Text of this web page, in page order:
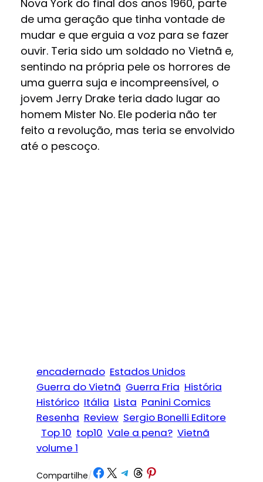
Nova York do final dos anos 1960, parte
de uma geração que tinha vontade de
mudar e que erguia a voz para se fazer
ouvir. Teria sido um soldado no Vietnã e,
sentindo na própria pele os horrores de
uma guerra suja e incompreensível, o
jovem Jerry Drake teria dado lugar ao
homem Mister No. Ele poderia não ter
feito a revolução, mas teria se envolvido
até o pescoço.
encadernado Estados Unidos
Guerra do Vietnã Guerra Fria História
Histórico Itália Lista Panini Comics
Resenha Review Sergio Bonelli Editore
Top 10 top10 Vale a pena? Vietnã
volume 1
Compartilhe/Share on Facebook
Share on X Share on Telegram
Share on Threads
Share on Pinterest